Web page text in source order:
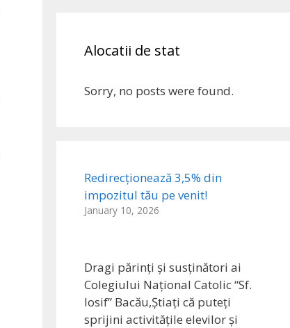
Alocatii de stat
Sorry, no posts were found.
Redirecționează 3,5% din
impozitul tău pe venit!
January 10, 2026
Dragi părinți și susținători ai
Colegiului Național Catolic “Sf.
Iosif” Bacău,Știați că puteți
sprijini activitățile elevilor și